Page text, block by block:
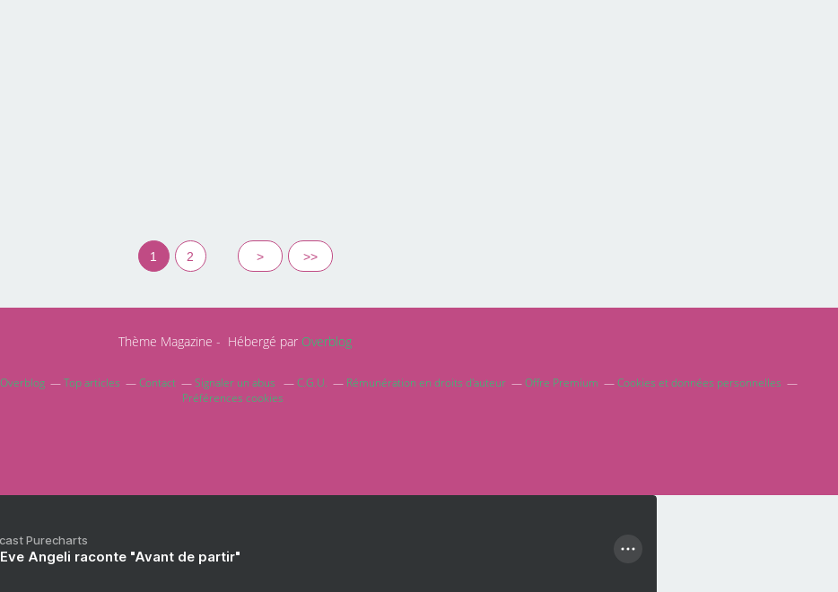
1 2 > >>
Thème Magazine - Hébergé par Overblog
Top articles Contact Signaler un abus C.G.U. Rémunération en droits d'auteur Offre Premium
Cookies et données personnelles
Préférences cookies
Purecharts
Eve Angeli raconte "Avant de partir"